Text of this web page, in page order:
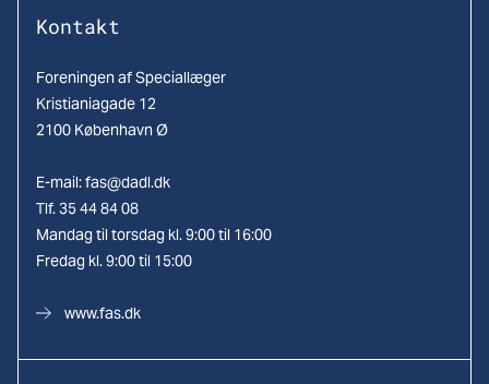
Kontakt
Foreningen af Speciallæger
Kristianiagade 12
2100 København Ø
E-mail:fas@dadl.dk
Tlf. 35 44 84 08
Mandag til torsdag kl. 9:00 til 16:00
Fredag kl. 9:00 til 15:00
www.fas.dk